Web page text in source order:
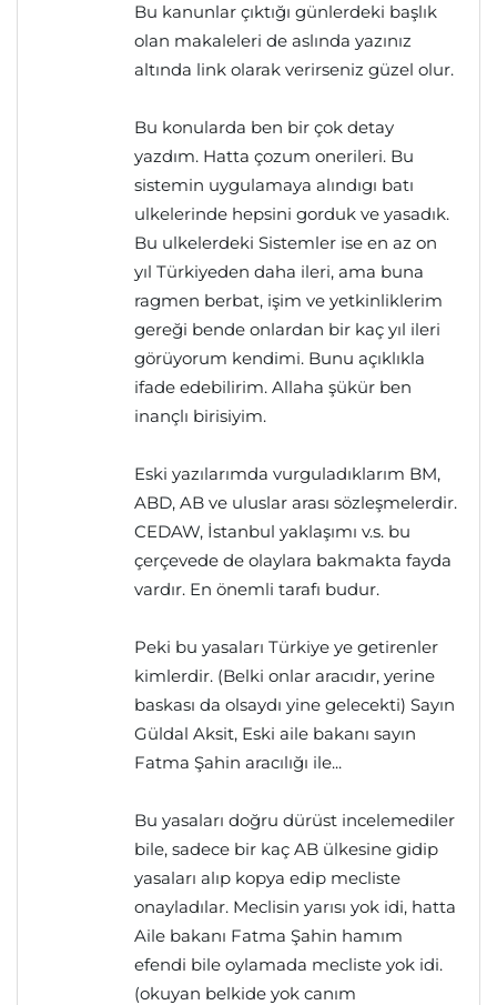
Bu kanunlar çıktığı günlerdeki başlık
olan makaleleri de aslında yazınız
altında link olarak verirseniz güzel olur.
Bu konularda ben bir çok detay
yazdım. Hatta çozum onerileri. Bu
sistemin uygulamaya alındıgı batı
ulkelerinde hepsini gorduk ve yasadık.
Bu ulkelerdeki Sistemler ise en az on
yıl Türkiyeden daha ileri, ama buna
ragmen berbat, işim ve yetkinliklerim
gereği bende onlardan bir kaç yıl ileri
görüyorum kendimi. Bunu açıklıkla
ifade edebilirim. Allaha şükür ben
inançlı birisiyim.
Eski yazılarımda vurguladıklarım BM,
ABD, AB ve uluslar arası sözleşmelerdir.
CEDAW, İstanbul yaklaşımı v.s. bu
çerçevede de olaylara bakmakta fayda
vardır. En önemli tarafı budur.
Peki bu yasaları Türkiye ye getirenler
kimlerdir. (Belki onlar aracıdır, yerine
baskası da olsaydı yine gelecekti) Sayın
Güldal Aksit, Eski aile bakanı sayın
Fatma Şahin aracılığı ile...
Bu yasaları doğru dürüst incelemediler
bile, sadece bir kaç AB ülkesine gidip
yasaları alıp kopya edip mecliste
onayladılar. Meclisin yarısı yok idi, hatta
Aile bakanı Fatma Şahin hamım
efendi bile oylamada mecliste yok idi.
(okuyan belkide yok canım